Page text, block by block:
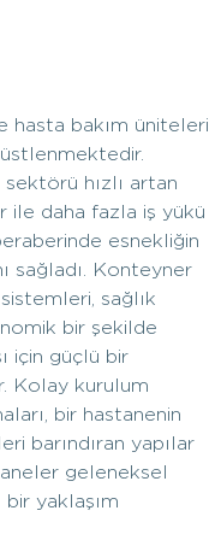
hasta bakım üniteleri
hızlı artan
ile daha fazla iş yükü
esnekliğin
sağladı. Konteyner
sağlık
bir şekilde
için güçlü bir
Kolay kurulum
bir hastanenin
barındıran yapılar
geleneksel
yaklaşım